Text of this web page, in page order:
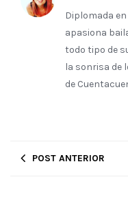
Diplomada
apasiona
todo tipo de
la sonrisa de
de
POST ANTERIOR